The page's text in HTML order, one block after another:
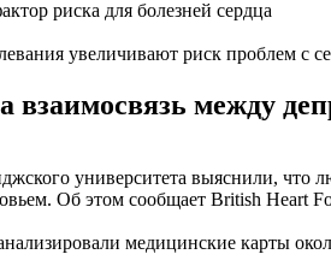
увеличивают риск проблем с
взаимосвязь между
университета выяснили, что
Об этом сообщает British Heart
медицинские карты